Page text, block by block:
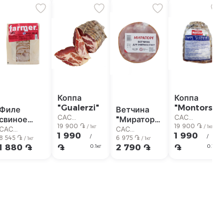
Филе
"Бекон
Фермер"
САС
Супермаркет
8 545 ֏ / 1кг
880 ֏
Коппа
"Gualerzi"
САС
Супермаркет
19 900 ֏ / 1кг
1 990
֏
/
0.1кг
Ветчина
"Мираторг"
400г
САС
Супермаркет
6 975 ֏ / 1кг
2 790 ֏
Коппа
"Montorsi
Nostrana"
САС
19 900 ֏ / 1кг
1 990
֏
/
0.1кг